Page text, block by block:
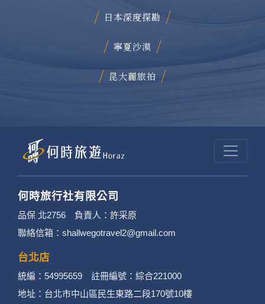
日本深度探勘
寧夏沙漠
昆大麗旅拍
何時旅行社有限公司
品保 北2756 負責人：許采原
聯絡信箱：shallwegotravel2@gmail.com
台北店
統編：54995659 註冊編號：綜合221000
地址：台北市中山區民生東路二段170號10樓